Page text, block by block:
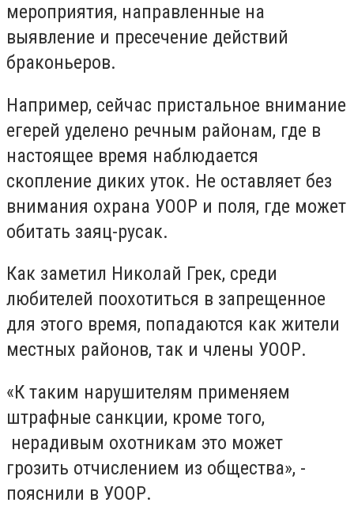
мероприятия, направленные на
выявление и пресечение действий
браконьеров.
Например, сейчас пристальное внимание
егерей уделено речным районам, где в
настоящее время наблюдается
скопление диких уток. Не оставляет без
внимания охрана УООР и поля, где может
обитать заяц-русак.
Как заметил Николай Грек, среди
любителей поохотиться в запрещенное
для этого время, попадаются как жители
местных районов, так и члены УООР.
«К таким нарушителям применяем
штрафные санкции, кроме того,
нерадивым охотникам это может
грозить отчислением из общества», -
пояснили в УООР.